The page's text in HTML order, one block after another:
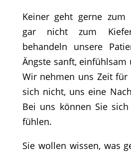
Keiner geht gerne zum
gar nicht zum
behandeln unsere
Ängste sanft, einfühlsam
Wir nehmen uns Zeit für
sich nicht, uns eine
Bei uns können Sie
fühlen.
Sie wollen wissen, was